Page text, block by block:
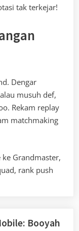
tak terkejar!
Dengar
musuh def,
Rekam replay
matchmaking
Grandmaster,
rank push
Booyah